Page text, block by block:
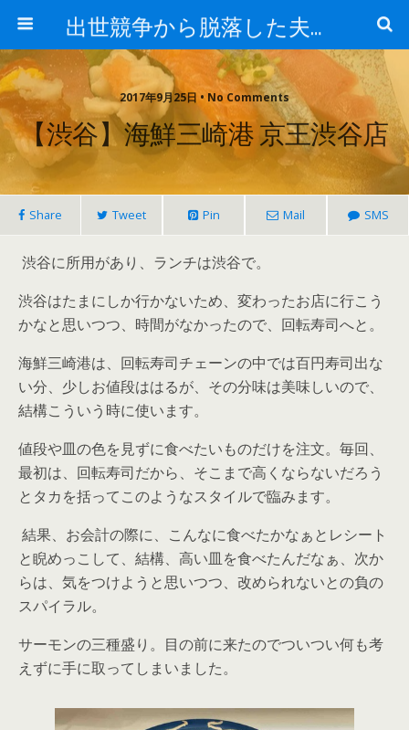
出世競争から脱落した夫と妻の日常
2017年9月25日 • No Comments
【渋谷】海鮮三崎港 京王渋谷店
Share Tweet Pin Mail SMS
渋谷に所用があり、ランチは渋谷で。
渋谷はたまにしか行かないため、変わったお店に行こう
かなと思いつつ、時間がなかったので、回転寿司へと。
海鮮三崎港は、回転寿司チェーンの中では百円寿司出な
い分、少しお値段ははるが、その分味は美味しいので、
結構こういう時に使います。
値段や皿の色を見ずに食べたいものだけを注文。毎回、
最初は、回転寿司だから、そこまで高くならないだろう
とタカを括ってこのようなスタイルで臨みます。
結果、お会計の際に、こんなに食べたかなぁとレシート
と睨めっこして、結構、高い皿を食べたんだなぁ、次か
らは、気をつけようと思いつつ、改められないとの負の
スパイラル。
サーモンの三種盛り。目の前に来たのでついつい何も考
えずに手に取ってしまいました。